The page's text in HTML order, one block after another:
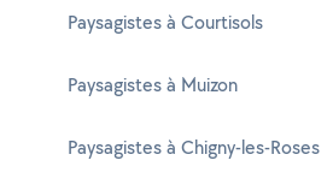
Paysagistes à Courtisols
Paysagistes à Muizon
Paysagistes à Chigny-les-Roses